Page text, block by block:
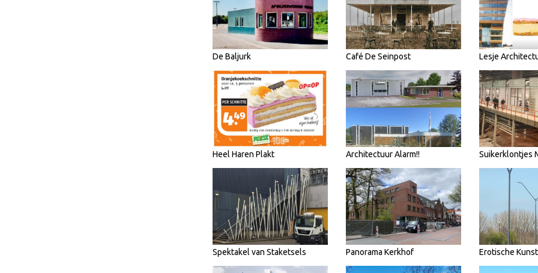
De Baljurk Café De Seinpost Lesje
Heel Haren Plakt Architectuur Alarm!! Suikerklontjes
Spektakel van Staketsels Panorama Kerkhof Erotische Kunst